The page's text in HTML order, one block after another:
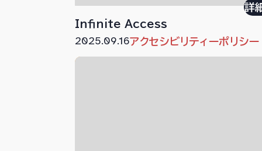
Infinite Access
詳
2025.09.16アクセシビリティーポリシー